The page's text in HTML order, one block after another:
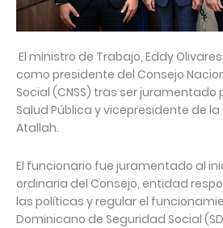
El ministro de Trabajo, Eddy
como presidente del Consejo
Social (CNSS) tras ser juramentado
Salud Pública y vicepresidente de
Atallah.
El funcionario fue juramentado al
ordinaria del Consejo, entidad
las políticas y regular el
Dominicano de Seguridad Social